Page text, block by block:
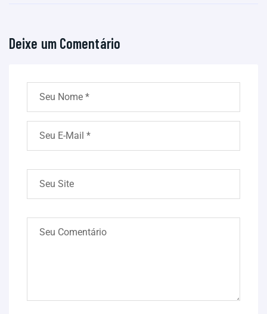
Deixe um Comentário